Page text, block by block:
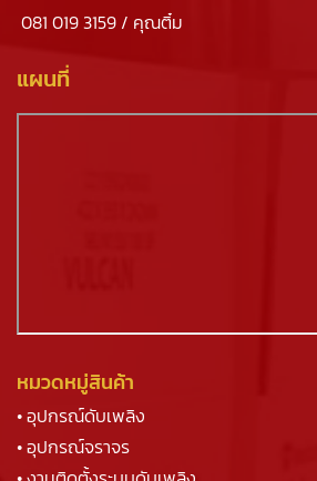
081 019 3159 / คุณติ๋ม
แผนที่
หมวดหมู่สินค้า
• อุปกรณ์ดับเพลิง
• อุปกรณ์จราจร